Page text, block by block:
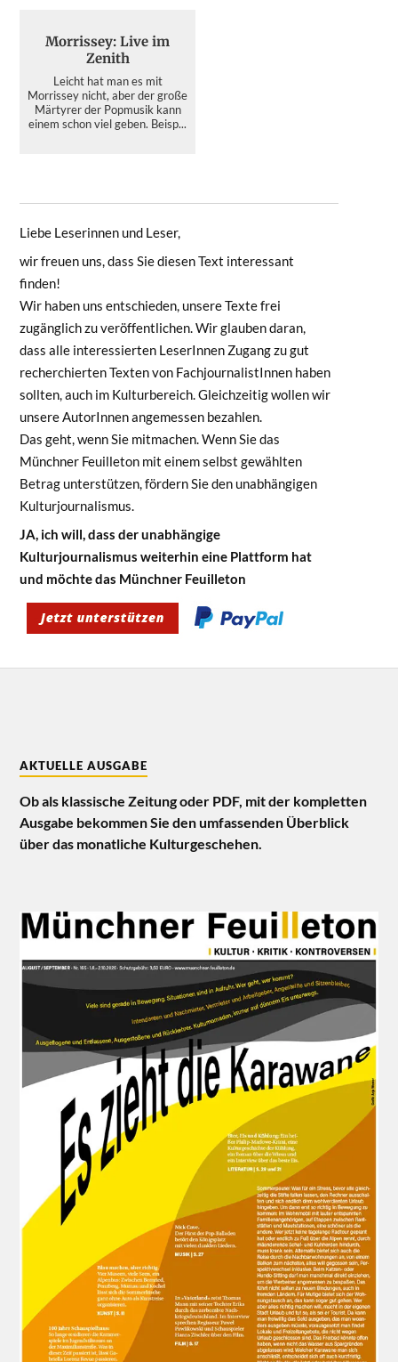
Morrissey: Live im
Zenith
Leicht hat man es mit
Morrissey nicht, aber der große
Märtyrer der Popmusik kann
einem schon viel geben. Beisp...
Liebe Leserinnen und Leser,
wir freuen uns, dass Sie diesen Text interessant
finden!
Wir haben uns entschieden, unsere Texte frei
zugänglich zu veröffentlichen. Wir glauben daran,
dass alle interessierten LeserInnen Zugang zu gut
recherchierten Texten von FachjournalistInnen haben
sollten, auch im Kulturbereich. Gleichzeitig wollen wir
unsere AutorInnen angemessen bezahlen.
Das geht, wenn Sie mitmachen. Wenn Sie das
Münchner Feuilleton mit einem selbst gewählten
Betrag unterstützen, fördern Sie den unabhängigen
Kulturjournalismus.
JA, ich will, dass der unabhängige
Kulturjournalismus weiterhin eine Plattform hat
und möchte das Münchner Feuilleton
AKTUELLE AUSGABE
Ob als klassische Zeitung oder PDF, mit der kompletten
Ausgabe bekommen Sie den umfassenden Überblick
über das monatliche Kulturgeschehen.